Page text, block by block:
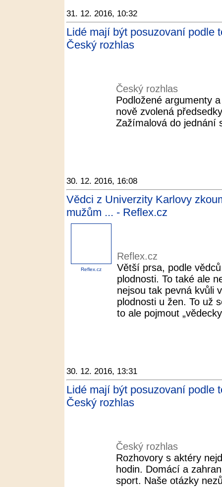
31. 12. 2016, 10:32
Lidé mají být posuzovaní podle
Český rozhlas
Český rozhlas
Podložené argumenty
nově zvolená
Zažímalová do jednání
30. 12. 2016, 16:08
Vědci z Univerzity Karlovy
mužům ... - Reflex.cz
Reflex.cz
Reflex.cz
Větší prsa, podle
plodnosti. To také ale
nejsou tak pevná kvůli
plodnosti u žen. To už
to ale pojmout
30. 12. 2016, 13:31
Lidé mají být posuzovaní podle
Český rozhlas
Český rozhlas
Rozhovory s aktéry
hodin. Domácí a
sport. Naše otázky